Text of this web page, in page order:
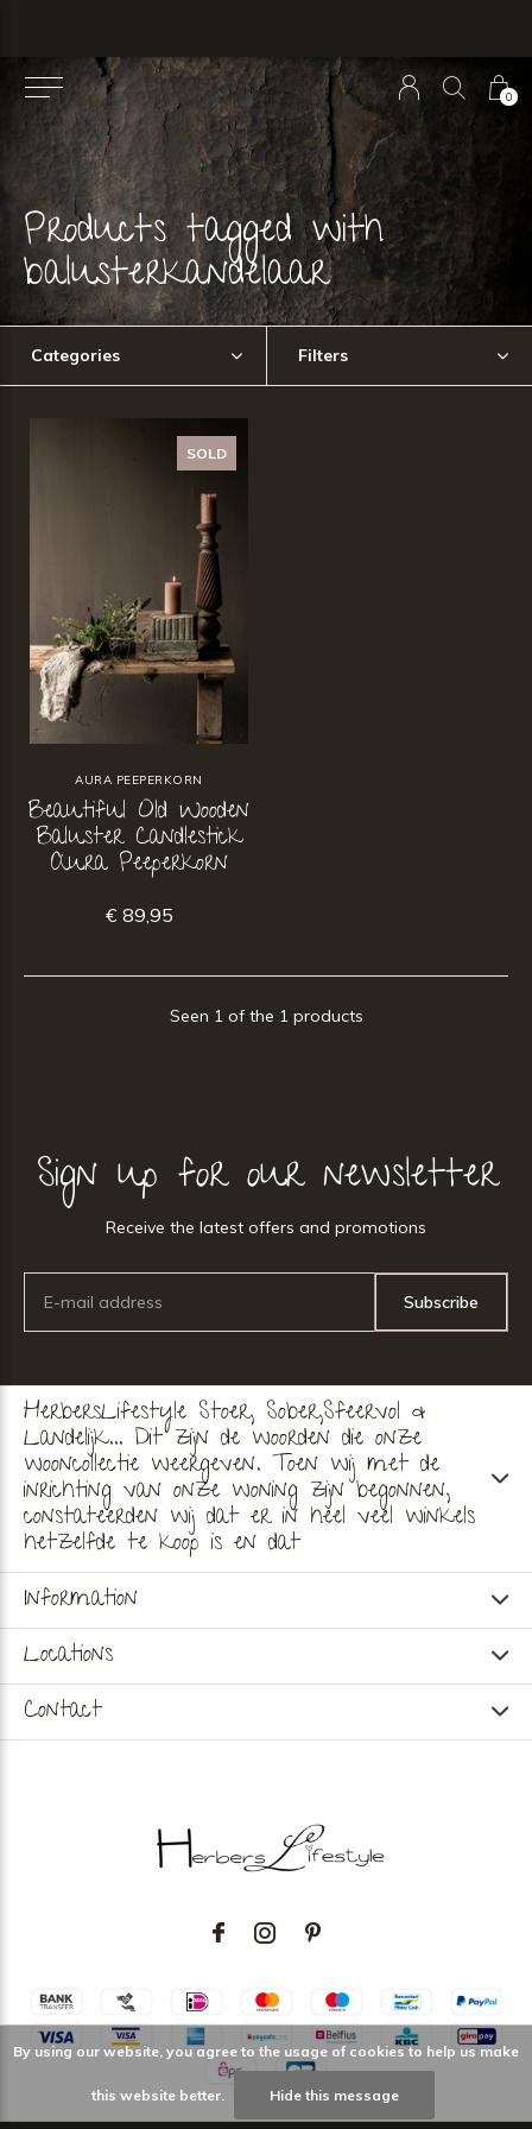
0
Products tagged with
balusterkandelaar
Categories Filters
SOLD
AURA PEEPERKORN
Beautiful Old Wooden
Baluster Candlestick
Aura Peeperkorn
€ 89,95
Seen 1 of the 1 products
Sign up for our newsletter
Receive the latest offers and promotions
Subscribe
HerbersLifestyle Stoer, Sober,Sfeervol &
Landelijk... Dit zijn de woorden die onze
wooncollectie weergeven. Toen wij met de
inrichting van onze woning zijn begonnen,
constateerden wij dat er in heel veel winkels
hetzelfde te koop is en dat
Information
Locations
Contact
By using our website, you agree to the usage of cookies to help us make
this website better. Hide this message